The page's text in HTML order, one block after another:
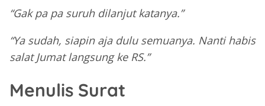
“Gak pa pa suruh dilanjut katanya.”
“Ya sudah, siapin aja dulu semuanya. Nanti habis
salat Jumat langsung ke RS.”
Menulis Surat